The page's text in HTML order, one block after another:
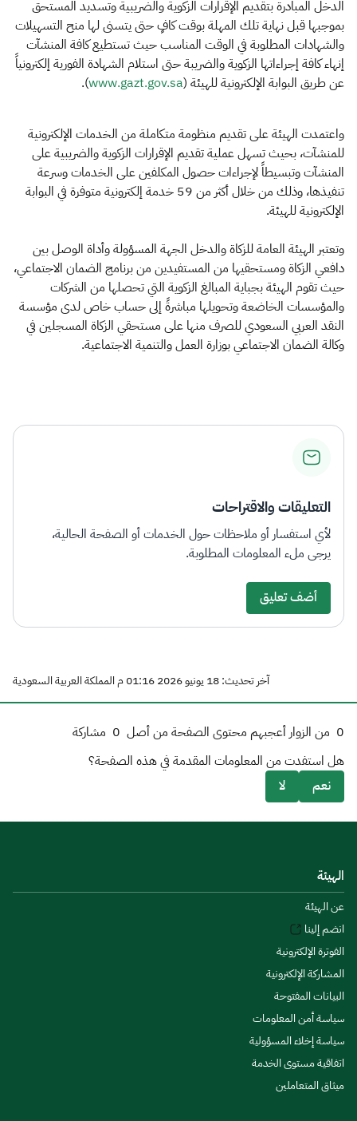
الدخل المبادرة بتقديم الإقرارات الزكوية والضريبية وتسديد المستحق
بموجبها قبل نهاية تلك المهلة بوقت كافٍ حتى يتسنى لها منح التسهيلات
والشهادات المطلوبة في الوقت المناسب حيث تستطيع كافة المنشآت
إنهاء كافة إجراءاتها الزكوية والضريبة حتى استلام الشهادة الفورية إلكترونياً
عن طريق البوابة الإلكترونية للهيئة (www.gazt.gov.sa​
).
واعتمدت الهيئة على تقديم منظومة متكاملة من الخدمات الإلكترونية
للمنشآت، بحيث تسهل عملية تقديم الإقرارات الزكوية والضريبية على
المنشآت وتبسيطاً لإجراءات حصول المكلفين على الخدمات وسرعة
تنفيذها، وذلك من خلال أكثر من 59 خدمة إلكترونية متوفرة في البوابة
الإلكترونية للهيئة.
وتعتبر الهيئة العامة للزكاة والدخل الجهة المسؤولة وأداة الوصل بين
دافعي الزكاة ومستحقيها من المستفيدين من برنامج الضمان الاجتماعي،
حيث تقوم الهيئة بجباية المبالغ الزكوية التي تحصلها من الشركات
والمؤسسات الخاضعة وتحويلها مباشرةً إلى حساب خاص لدى مؤسسة
النقد العربي السعودي للصرف منها على مستحقي الزكاة المسجلين في
وكالة الضمان الاجتماعي بوزارة العمل والتنمية الاجتماعية.​
التعليقات والاقتراحات
لأي استفسار أو ملاحظات حول الخدمات أو الصفحة الحالية،
يرجى ملء المعلومات المطلوبة.
أضف تعليق
آخر تحديث: 18 يونيو 2026 01:16 م المملكة العربية السعودية
0 من الزوار أعجبهم محتوى الصفحة من أصل 0 مشاركة
هل استفدت من المعلومات المقدمة في هذه الصفحة؟
نعم
لا
الهيئة
عن الهيئة
انضم إلينا
الفوترة الإلكترونية
المشاركة الإلكترونية
البيانات المفتوحة
سياسة أمن المعلومات
سياسة إخلاء المسؤولية
اتفاقية مستوى الخدمة
ميثاق المتعاملين